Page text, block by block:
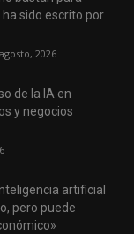
sido escrito por
2026
de la IA en
y negocios
artificial
pero puede